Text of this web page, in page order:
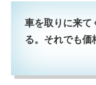
車を取りに来て
る。それでも価